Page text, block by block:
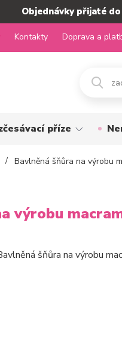
Objednávky přijaté
Kontakty Doprava a
příze
Bavlněná šňůra na výrobu
výrobu